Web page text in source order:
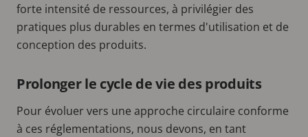
forte intensité de ressources, à privilégier des
pratiques plus durables en termes d'utilisation et de
conception des produits.
Prolonger le cycle de vie des produits
Pour évoluer vers une approche circulaire conforme
à ces réglementations, nous devons, en tant